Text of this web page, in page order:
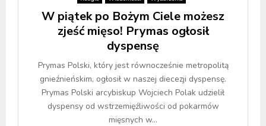
W piątek po Bożym Ciele możesz
zjeść mięso! Prymas ogłosił
dyspensę
Prymas Polski, który jest równocześnie metropolitą
gnieźnieńskim, ogłosił w naszej diecezji dyspensę.
Prymas Polski arcybiskup Wojciech Polak udzielił
dyspensy od wstrzemięźliwości od pokarmów
mięsnych w...